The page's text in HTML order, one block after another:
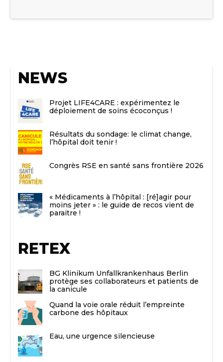
NEWS
Projet LIFE4CARE : expérimentez le
déploiement de soins écoconçus !
Résultats du sondage: le climat change,
l’hôpital doit tenir !
Congrès RSE en santé sans frontière 2026
« Médicaments à l’hôpital : [ré]agir pour
moins jeter » : le guide de recos vient de
paraitre !
RETEX
BG Klinikum Unfallkrankenhaus Berlin
protège ses collaborateurs et patients de
la canicule
Quand la voie orale réduit l’empreinte
carbone des hôpitaux
Eau, une urgence silencieuse